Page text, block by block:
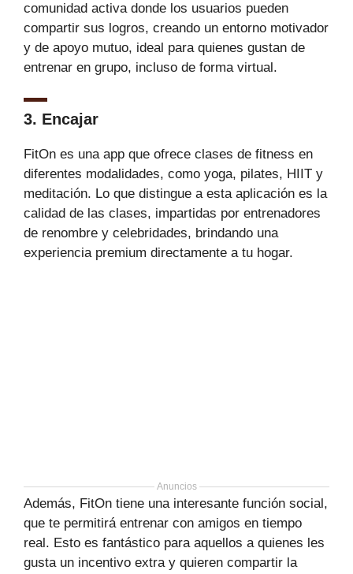
comunidad activa donde los usuarios pueden
compartir sus logros, creando un entorno motivador
y de apoyo mutuo, ideal para quienes gustan de
entrenar en grupo, incluso de forma virtual.
3. Encajar
FitOn es una app que ofrece clases de fitness en
diferentes modalidades, como yoga, pilates, HIIT y
meditación. Lo que distingue a esta aplicación es la
calidad de las clases, impartidas por entrenadores
de renombre y celebridades, brindando una
experiencia premium directamente a tu hogar.
Anuncios
Además, FitOn tiene una interesante función social,
que te permitirá entrenar con amigos en tiempo
real. Esto es fantástico para aquellos a quienes les
gusta un incentivo extra y quieren compartir la